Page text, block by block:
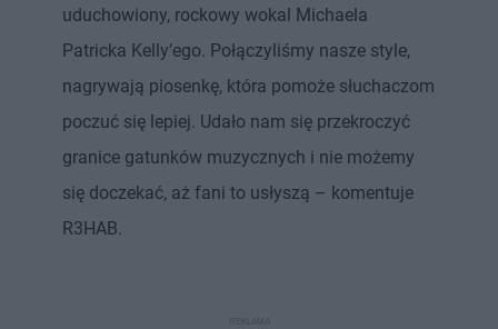
uduchowiony, rockowy wokal Michaela
Patricka Kelly’ego. Połączyliśmy nasze style,
nagrywają piosenkę, która pomoże słuchaczom
poczuć się lepiej. Udało nam się przekroczyć
granice gatunków muzycznych i nie możemy
się doczekać, aż fani to usłyszą – komentuje
R3HAB.